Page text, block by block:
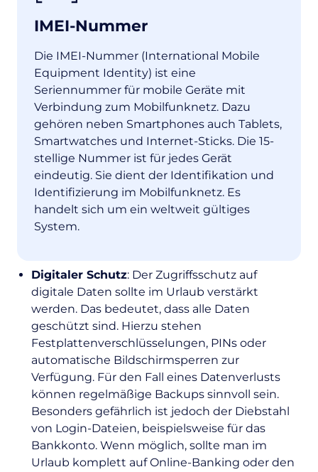
IMEI-Nummer
Die IMEI-Nummer (International Mobile
Equipment Identity) ist eine
Seriennummer für mobile Geräte mit
Verbindung zum Mobilfunknetz. Dazu
gehören neben Smartphones auch Tablets,
Smartwatches und Internet-Sticks. Die 15-
stellige Nummer ist für jedes Gerät
eindeutig. Sie dient der Identifikation und
Identifizierung im Mobilfunknetz. Es
handelt sich um ein weltweit gültiges
System.
Digitaler Schutz: Der Zugriffsschutz auf
digitale Daten sollte im Urlaub verstärkt
werden. Das bedeutet, dass alle Daten
geschützt sind. Hierzu stehen
Festplattenverschlüsselungen, PINs oder
automatische Bildschirmsperren zur
Verfügung. Für den Fall eines Datenverlusts
können regelmäßige Backups sinnvoll sein.
Besonders gefährlich ist jedoch der Diebstahl
von Login-Dateien, beispielsweise für das
Bankkonto. Wenn möglich, sollte man im
Urlaub komplett auf Online-Banking oder den